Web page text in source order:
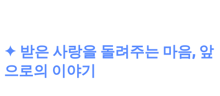
✦ 받은 사랑을 돌려주는 마음, 앞
으로의 이야기